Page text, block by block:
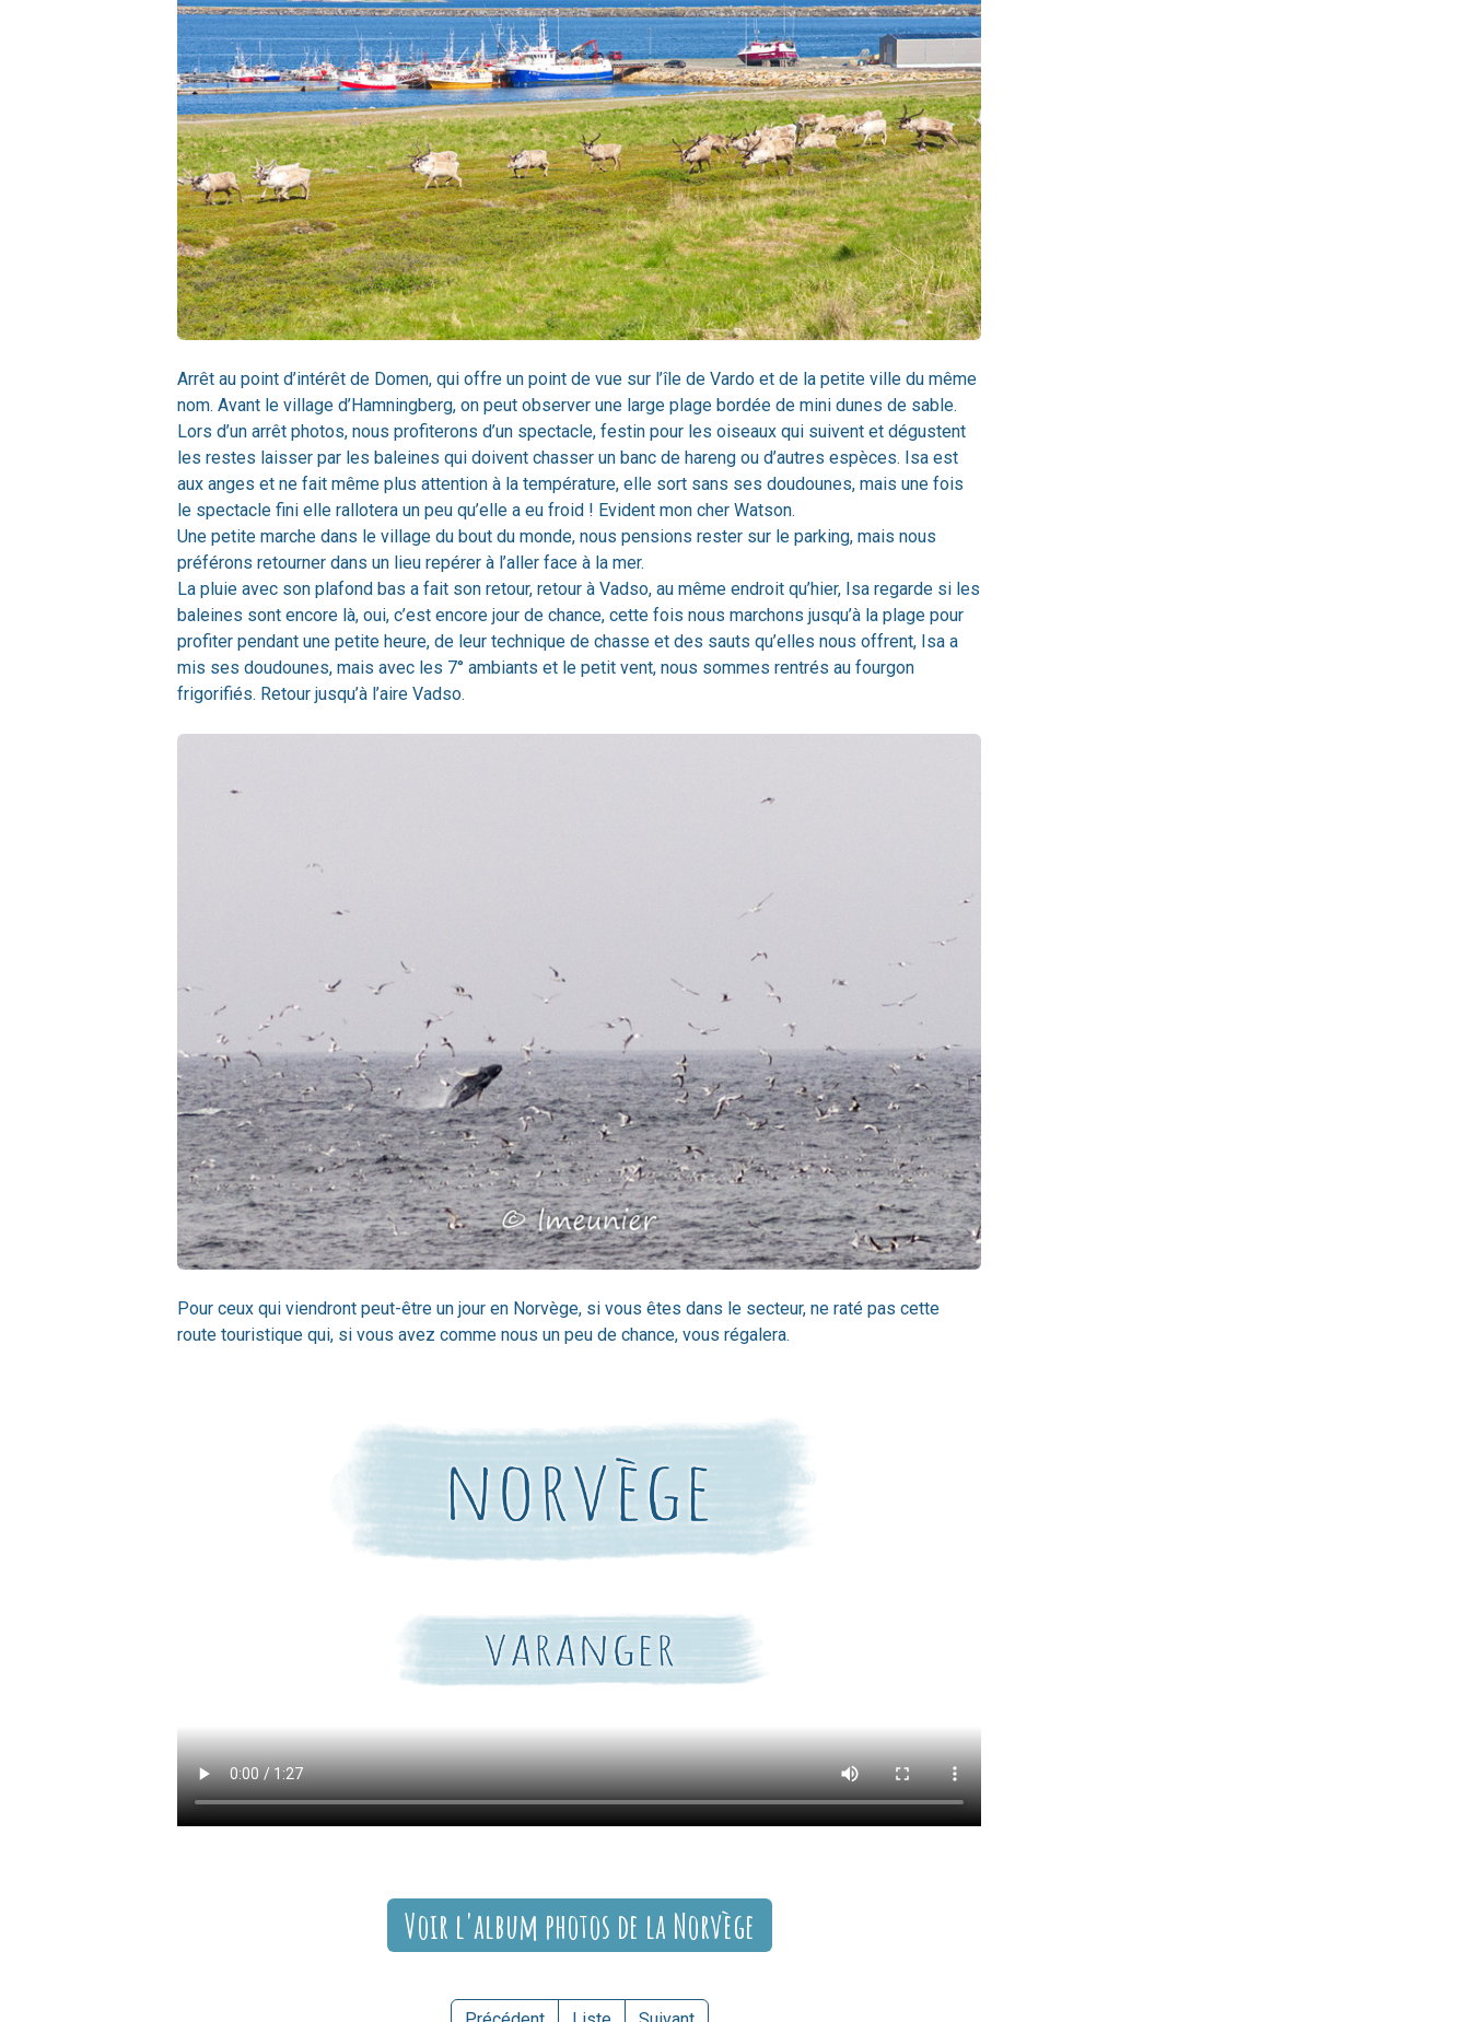
Arrêt au point d’intérêt de Domen, qui offre un point de vue sur l’île de Vardo et de la petite ville du même
nom. Avant le village d’Hamningberg, on peut observer une large plage bordée de mini dunes de sable.
Lors d’un arrêt photos, nous profiterons d’un spectacle, festin pour les oiseaux qui suivent et dégustent
les restes laisser par les baleines qui doivent chasser un banc de hareng ou d’autres espèces. Isa est
aux anges et ne fait même plus attention à la température, elle sort sans ses doudounes, mais une fois
le spectacle fini elle rallotera un peu qu’elle a eu froid ! Evident mon cher Watson.
Une petite marche dans le village du bout du monde, nous pensions rester sur le parking, mais nous
préférons retourner dans un lieu repérer à l’aller face à la mer.
La pluie avec son plafond bas a fait son retour, retour à Vadso, au même endroit qu’hier, Isa regarde si les
baleines sont encore là, oui, c’est encore jour de chance, cette fois nous marchons jusqu’à la plage pour
profiter pendant une petite heure, de leur technique de chasse et des sauts qu’elles nous offrent, Isa a
mis ses doudounes, mais avec les 7° ambiants et le petit vent, nous sommes rentrés au fourgon
frigorifiés. Retour jusqu’à l’aire Vadso.
Pour ceux qui viendront peut-être un jour en Norvège, si vous êtes dans le secteur, ne raté pas cette
route touristique qui, si vous avez comme nous un peu de chance, vous régalera.
Voir l'album photos de la Norvège